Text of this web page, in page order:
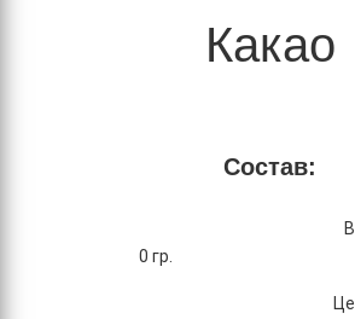
Какао
Состав:
0 гр.